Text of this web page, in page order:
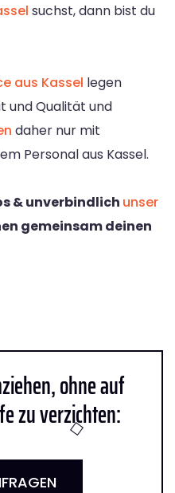
suchst, dann bist du
aus Kassel legen
und Qualität und
daher nur mit
Personal aus Kassel.
& unverbindlich unser
gemeinsam deinen
ohne auf
zu verzichten: